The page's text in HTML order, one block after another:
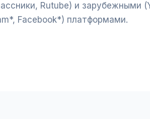
Rutube) и зарубежными
Facebook*) платформами.